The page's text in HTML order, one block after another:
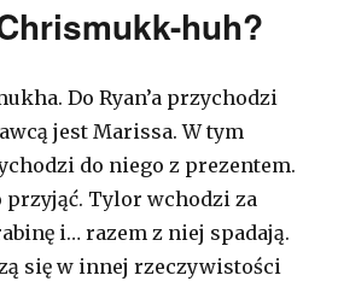
huh?
Do Ryan’a przychodzi
jest Marissa. W tym
do niego z prezentem.
przyjąć. Tylor wchodzi za
i… razem z niej spadają.
się w innej rzeczywistości